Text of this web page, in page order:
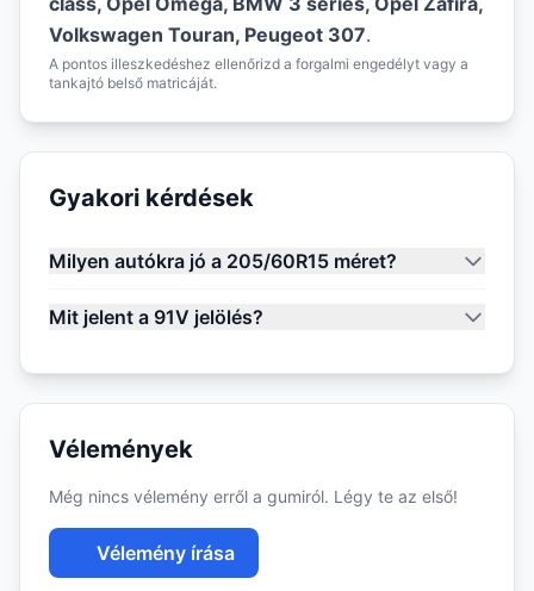
Volkswagen Touran, Peugeot 307.
A pontos illeszkedéshez ellenőrizd a forgalmi engedélyt vagy a
tankajtó belső matricáját.
Gyakori kérdések
Milyen autókra jó a 205/60R15 méret?
Mit jelent a 91V jelölés?
Vélemények
Még nincs vélemény erről a gumiról. Légy te az első!
Vélemény írása